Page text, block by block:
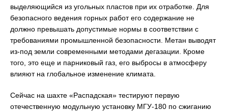
выделяющийся из угольных пластов при их отработке. Для
безопасного ведения горных работ его содержание не
должно превышать допустимые нормы в соответствии с
требованиями промышленной безопасности. Метан выводят
из-под земли современными методами дегазации. Кроме
того, это еще и парниковый газ, его выбросы в атмосферу
влияют на глобальное изменение климата.
Сейчас на шахте «Распадская» тестируют первую
отечественную модульную установку МГУ-180 по сжиганию